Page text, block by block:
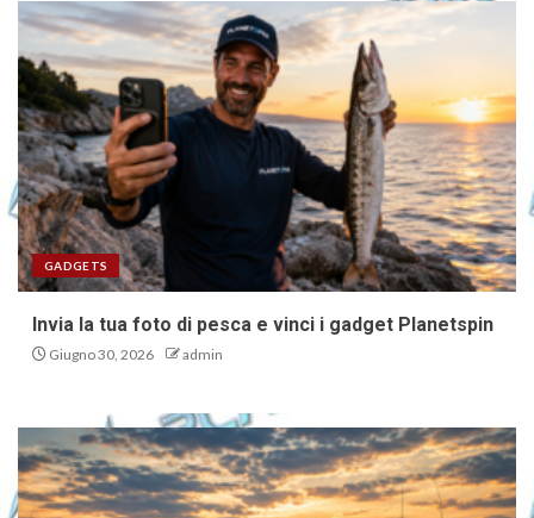
GADGETS
Invia la tua foto di pesca e vinci i gadget Planetspin
Giugno 30, 2026 admin